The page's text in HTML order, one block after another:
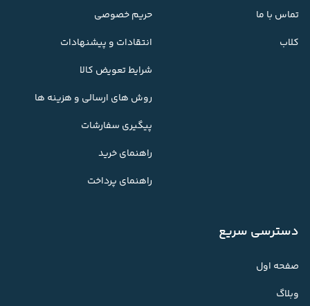
تماس با ما
کلاب
حریم خصوصی
انتقادات و پیشنهادات
شرایط تعویض کالا
روش های ارسالی و هزینه ها
پیگیری سفارشات
راهنمای خرید
راهنمای پرداخت
دسترسی سریع
صفحه اول
وبلاگ